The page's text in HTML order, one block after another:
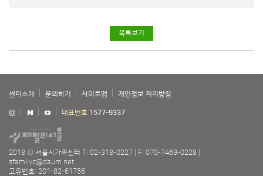
목록보기
센터소개 문의하기 사이트맵 개인정보 처리방침
대표번호 1577-9337
2018 ⓒ 서울시가족센터 T: 02-318-0227
F: 070-7469-0228
sfamilyc@daum.net
고유번호: 201-82-61756